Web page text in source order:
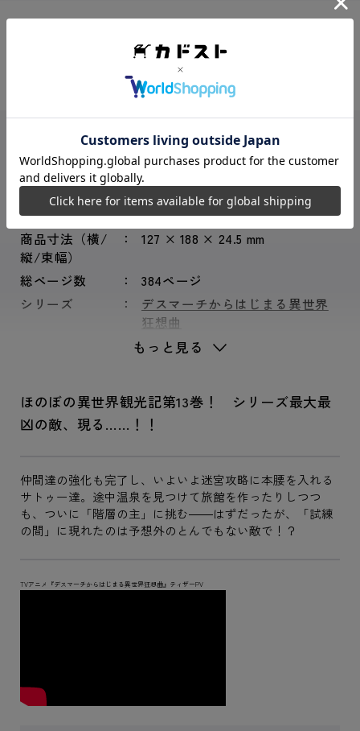
シェアする：
ISBNコード
9784040725758
レーベル
カドカワBOOKS
商品形態
一般書
サイズ
四六判
商品寸法（横/
縦/束幅）
127 × 188 × 24.5 mm
総ページ数
384ページ
シリーズ
デスマーチからはじまる異世界
狂想曲
もっと見る
ほのぼの異世界観光記第13巻！ シリーズ最大最
凶の敵、現る……！！
仲間達の強化も完了し、いよいよ迷宮攻略に本腰を入れる
サトゥー達。途中温泉を見つけて旅館を作ったりしつつ
も、ついに「階層の主」に挑む――はずだったが、「試練
の間」に現れたのは予想外のとんでもない敵で！？
TVアニメ『デスマーチからはじまる異世界狂想曲』ティザーPV